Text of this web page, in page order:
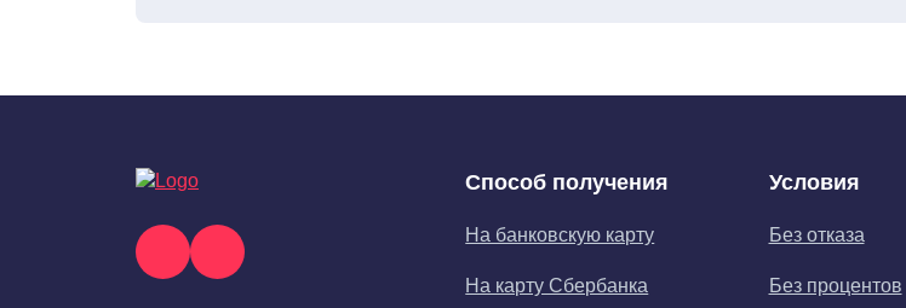
Способ получения
На банковскую карту
На карту Сбербанка
Условия
Без отказа
Без процентов